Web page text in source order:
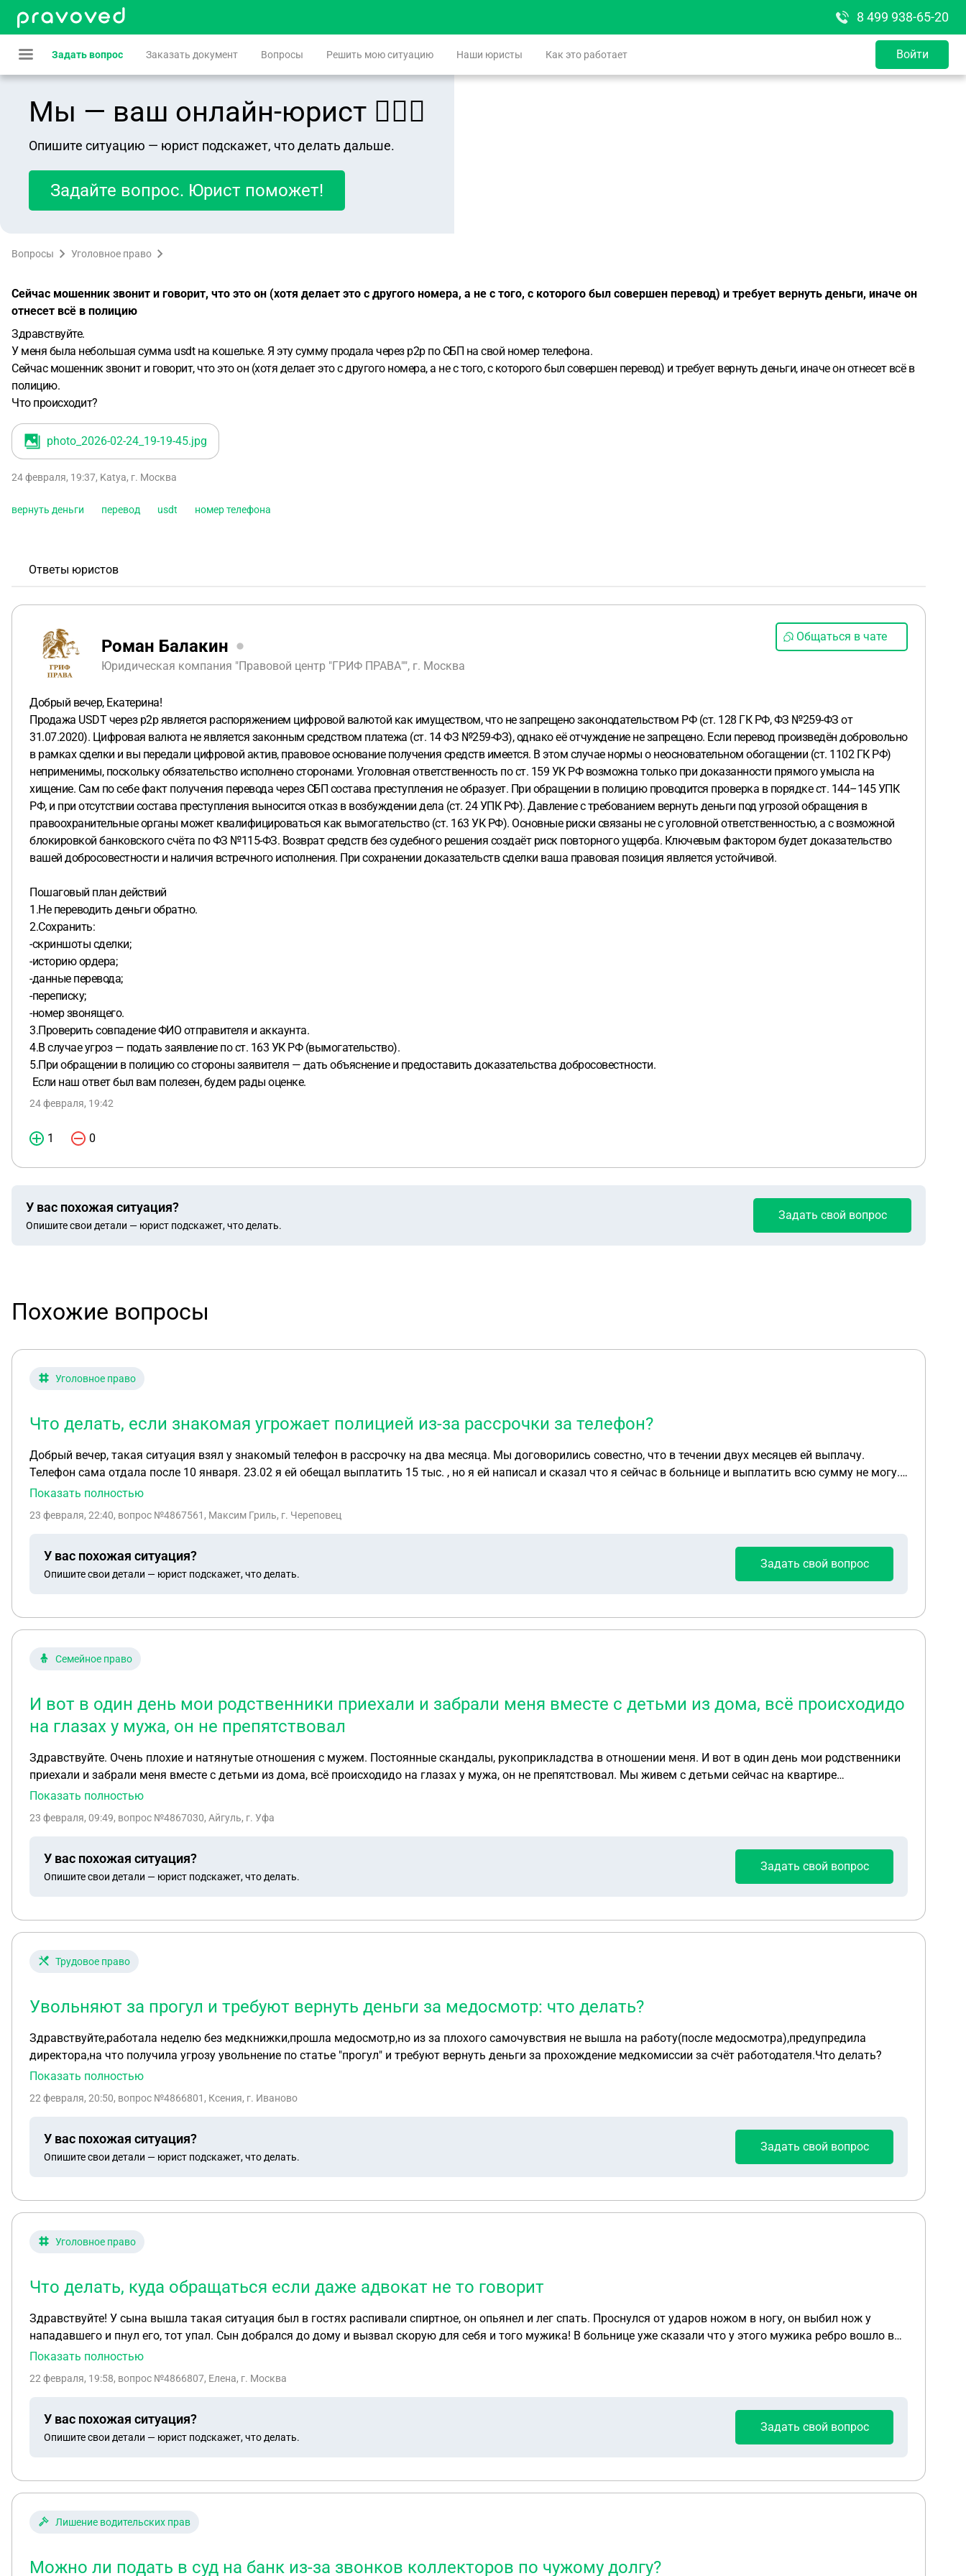
8 499 938-65-20
Задать вопрос Заказать документ Вопросы Решить мою ситуацию Наши юристы Как это работает Войти
Мы — ваш онлайн-юрист 👨🏻‍⚖️
Опишите ситуацию — юрист подскажет, что делать дальше.
Задайте вопрос. Юрист поможет!
Вопросы Уголовное право
Сейчас мошенник звонит и говорит, что это он (хотя делает это с другого номера, а не с того, с которого был совершен перевод) и требует вернуть деньги, иначе он
отнесет всё в полицию
Здравствуйте.
У меня была небольшая сумма usdt на кошельке. Я эту сумму продала через p2p по СБП на свой номер телефона.
Сейчас мошенник звонит и говорит, что это он (хотя делает это с другого номера, а не с того, с которого был совершен перевод) и требует вернуть деньги, иначе он отнесет всё в
полицию.
Что происходит?
photo_2026-02-24_19-19-45.jpg
24 февраля, 19:37, Katya, г. Москва
вернуть деньги перевод usdt номер телефона
Ответы юристов
Роман Балакин
Юридическая компания "Правовой центр "ГРИФ ПРАВА"", г. Москва
Общаться в чате
Добрый вечер, Екатерина!
Продажа USDT через p2p является распоряжением цифровой валютой как имуществом, что не запрещено законодательством РФ (ст. 128 ГК РФ, ФЗ №259-ФЗ от
31.07.2020). Цифровая валюта не является законным средством платежа (ст. 14 ФЗ №259-ФЗ), однако её отчуждение не запрещено. Если перевод произведён добровольно
в рамках сделки и вы передали цифровой актив, правовое основание получения средств имеется. В этом случае нормы о неосновательном обогащении (ст. 1102 ГК РФ)
неприменимы, поскольку обязательство исполнено сторонами. Уголовная ответственность по ст. 159 УК РФ возможна только при доказанности прямого умысла на
хищение. Сам по себе факт получения перевода через СБП состава преступления не образует. При обращении в полицию проводится проверка в порядке ст. 144–145 УПК
РФ, и при отсутствии состава преступления выносится отказ в возбуждении дела (ст. 24 УПК РФ). Давление с требованием вернуть деньги под угрозой обращения в
правоохранительные органы может квалифицироваться как вымогательство (ст. 163 УК РФ). Основные риски связаны не с уголовной ответственностью, а с возможной
блокировкой банковского счёта по ФЗ №115-ФЗ. Возврат средств без судебного решения создаёт риск повторного ущерба. Ключевым фактором будет доказательство
вашей добросовестности и наличия встречного исполнения. При сохранении доказательств сделки ваша правовая позиция является устойчивой.
Пошаговый план действий
1.Не переводить деньги обратно.
2.Сохранить:
-скриншоты сделки;
-историю ордера;
-данные перевода;
-переписку;
-номер звонящего.
3.Проверить совпадение ФИО отправителя и аккаунта.
4.В случае угроз — подать заявление по ст. 163 УК РФ (вымогательство).
5.При обращении в полицию со стороны заявителя — дать объяснение и предоставить доказательства добросовестности.
Если наш ответ был вам полезен, будем рады оценке.
24 февраля, 19:42
1 0
У вас похожая ситуация?
Опишите свои детали — юрист подскажет, что делать.
Задать свой вопрос
Похожие вопросы
Уголовное право
Что делать, если знакомая угрожает полицией из-за рассрочки за телефон?
Добрый вечер, такая ситуация взял у знакомый телефон в рассрочку на два месяца. Мы договорились совестно, что в течении двух месяцев ей выплачу.
Телефон сама отдала после 10 января. 23.02 я ей обещал выплатить 15 тыс. , но я ей написал и сказал что я сейчас в больнице и выплатить всю сумму не могу.
Есть 6 тыс на карте и могу перевести. На , что мне стала говорить что ей нужны сегодня деньги и остаток 1 марта. Хотя срок у нас 2 месяца. В переписке все
Показать полностью
23 февраля, 22:40, вопрос №4867561, Максим Гриль, г. Череповец
У вас похожая ситуация?
Опишите свои детали — юрист подскажет, что делать.
Задать свой вопрос
Семейное право
И вот в один день мои родственники приехали и забрали меня вместе с детьми из дома, всё происходидо
на глазах у мужа, он не препятствовал
Здравствуйте. Очень плохие и натянутые отношения с мужем. Постоянные скандалы, рукоприкладства в отношении меня. И вот в один день мои родственники
приехали и забрали меня вместе с детьми из дома, всё происходидо на глазах у мужа, он не препятствовал. Мы живем с детьми сейчас на квартире
родственников. Муж звонит и говорит что он заявит в полицию и органы опеки о том что я без его разрешения увезла детей и запрещаю им видится. Хотя
Показать полностью
23 февраля, 09:49, вопрос №4867030, Айгуль, г. Уфа
У вас похожая ситуация?
Опишите свои детали — юрист подскажет, что делать.
Задать свой вопрос
Трудовое право
Увольняют за прогул и требуют вернуть деньги за медосмотр: что делать?
Здравствуйте,работала неделю без медкнижки,прошла медосмотр,но из за плохого самочувствия не вышла на работу(после медосмотра),предупредила
директора,на что получила угрозу увольнение по статье "прогул" и требуют вернуть деньги за прохождение медкомиссии за счёт работодателя.Что делать?
Показать полностью
22 февраля, 20:50, вопрос №4866801, Ксения, г. Иваново
У вас похожая ситуация?
Опишите свои детали — юрист подскажет, что делать.
Задать свой вопрос
Уголовное право
Что делать, куда обращаться если даже адвокат не то говорит
Здравствуйте! У сына вышла такая ситуация был в гостях распивали спиртное, он опьянел и лег спать. Проснулся от ударов ножом в ногу, он выбил нож у
нападавшего и пнул его, тот упал. Сын добрался до дому и вызвал скорую для себя и того мужика! В больнице уже сказали что у этого мужика ребро вошло в
легкое. Сына после оказания помощи сразу забрали в полицию! Там следователь вменила ст 111. ч 1. Этот мужик который считается потерпевшим через 3 дня
судим! Свидетель женщина там была тоже в алкогольном опьянении , ну она также подтвердила что потерпевший первый накинулся! Как может быть при этом
Показать полностью
22 февраля, 19:58, вопрос №4866807, Елена, г. Москва
У вас похожая ситуация?
Опишите свои детали — юрист подскажет, что делать.
Задать свой вопрос
Лишение водительских прав
Можно ли подать в суд на банк из-за звонков коллекторов по чужому долгу?